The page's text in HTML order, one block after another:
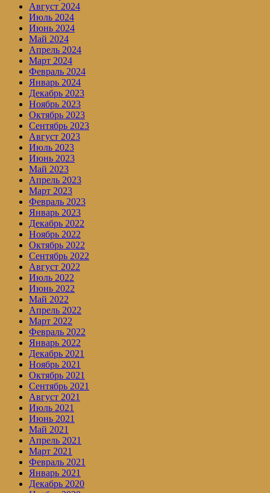
Август 2024
Июль 2024
Июнь 2024
Май 2024
Апрель 2024
Март 2024
Февраль 2024
Январь 2024
Декабрь 2023
Ноябрь 2023
Октябрь 2023
Сентябрь 2023
Август 2023
Июль 2023
Июнь 2023
Май 2023
Апрель 2023
Март 2023
Февраль 2023
Январь 2023
Декабрь 2022
Ноябрь 2022
Октябрь 2022
Сентябрь 2022
Август 2022
Июль 2022
Июнь 2022
Май 2022
Апрель 2022
Март 2022
Февраль 2022
Январь 2022
Декабрь 2021
Ноябрь 2021
Октябрь 2021
Сентябрь 2021
Август 2021
Июль 2021
Июнь 2021
Май 2021
Апрель 2021
Март 2021
Февраль 2021
Январь 2021
Декабрь 2020